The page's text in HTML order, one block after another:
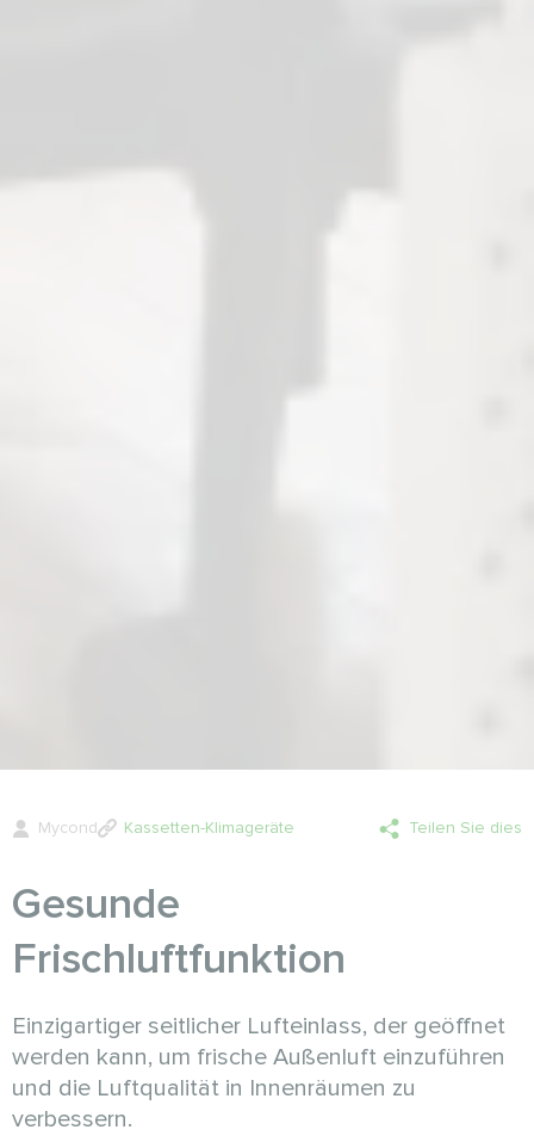
Mycond Kassetten-Klimageräte Teilen Sie dies
Gesunde
Frischluftfunktion
Einzigartiger seitlicher Lufteinlass, der geöffnet
werden kann, um frische Außenluft einzuführen
und die Luftqualität in Innenräumen zu
verbessern.